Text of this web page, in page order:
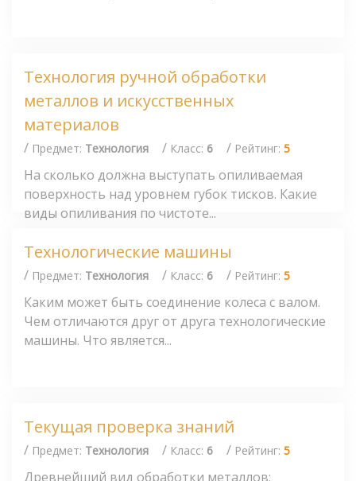
Технология ручной обработки
металлов и искусственных
материалов
/ Предмет: Технология / Класс: 6 / Рейтинг: 5
На сколько должна выступать опиливаемая
поверхность над уровнем губок тисков. Какие
виды опиливания по чистоте...
Технологические машины
/ Предмет: Технология / Класс: 6 / Рейтинг: 5
Каким может быть соединение колеса с валом.
Чем отличаются друг от друга технологические
машины. Что является...
Текущая проверка знаний
/ Предмет: Технология / Класс: 6 / Рейтинг: 5
Древнейший вид обработки металлов: